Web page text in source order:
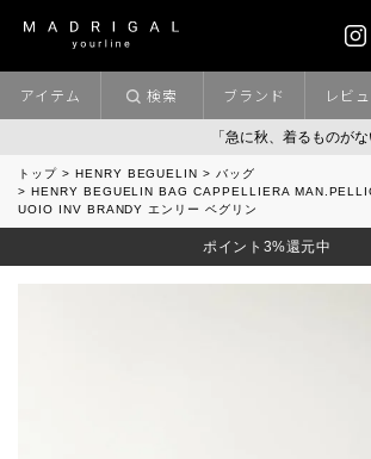
「急に秋、着るものがない」
アイテム 検索 ブランド レビ
トップ HENRY BEGUELIN
バッグ
HENRY BEGUELIN BAG CAPPELLIERA
UOIO INV BRANDY エンリー ベグリン
ポイント3%還元中